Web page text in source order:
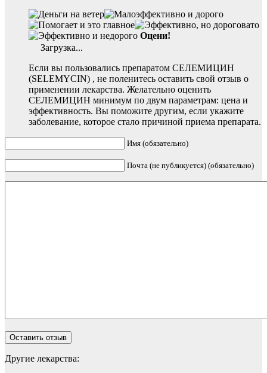
Оцени!
Загрузка...
Если вы пользовались препаратом СЕЛЕМИЦИН
(SELEMYCIN) , не поленитесь оставить свой отзыв о
применении лекарства. Желательно оценить
СЕЛЕМИЦИН минимум по двум параметрам: цена и
эффективность. Вы поможите другим, если укажите
заболевание, которое стало причиной приема препарата.
Имя (обязательно)
Почта (не публикуется) (обязательно)
Другие лекарства: